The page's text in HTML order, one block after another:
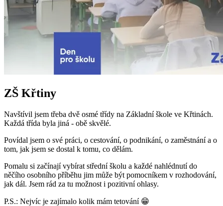
ZŠ Křtiny
Navštívil jsem třeba dvě osmé třídy na Základní škole ve Křtinách.
Každá třída byla jiná - obě skvělé.
Povídal jsem o své práci, o cestování, o podnikání, o zaměstnání a o
tom, jak jsem se dostal k tomu, co dělám.
Pomalu si začínají vybírat střední školu a každé nahlédnutí do
něčího osobního příběhu jim může být pomocníkem v rozhodování,
jak dál. Jsem rád za tu možnost i pozitivní ohlasy.
P.S.: Nejvíc je zajímalo kolik mám tetování 😁